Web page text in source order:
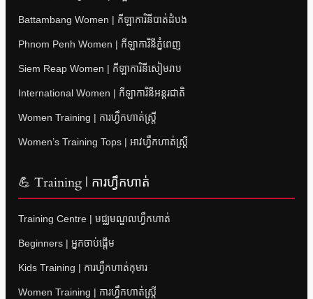
Battambang Women | កីឡាការិនីបាត់ដំបង
Phnom Penh Women | កីឡាការិនីភ្នំពេញ
Siem Reap Women | កីឡាការិនីសៀមរាប
International Women | កីឡាការិនីអន្តរជាតិ
Women Training | ការហ្វឹកហាត់ស្ត្រី
Women’s Training Tops | អាវហ្វឹកហាត់ស្ត្រី
💪 Training | ការហ្វឹកហាត់
Training Centre | មជ្ឈមណ្ឌលហ្វឹកហាត់
Beginners | អ្នកចាប់ផ្តើម
Kids Training | ការហ្វឹកហាត់កុមារ
Women Training | ការហ្វឹកហាត់ស្ត្រី